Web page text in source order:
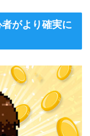
がより確実に